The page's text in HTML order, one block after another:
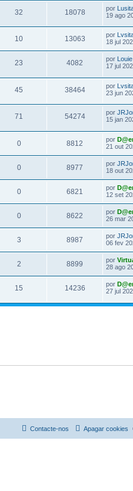
32 18078 por
19 ago
10 13063 por
18 jul
23 4082 por
Louie
17 jul
45 38464 por
23 jun
71 54274 por
15 jan
0 8812 por
21 out
0 8977 por
18 out
0 6821 por
12 set
0 8622 por
26 mar
3 8987 por
06 fev
2 8899 por
28 ago
15 14236 por
27 jul
Apagar cookies
Contacte-nos